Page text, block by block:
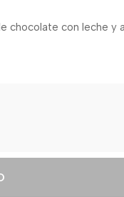
chocolate con leche y